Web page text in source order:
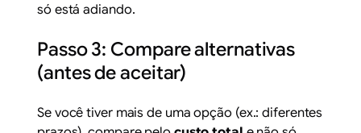
só está adiando.
Passo 3: Compare alternativas
(antes de aceitar)
Se você tiver mais de uma opção (ex.: diferentes